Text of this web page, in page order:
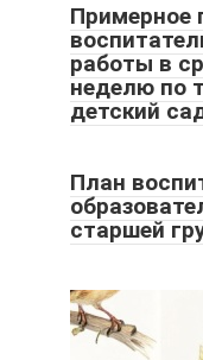
Примерное
работы в
неделю по
детский
План
старшей